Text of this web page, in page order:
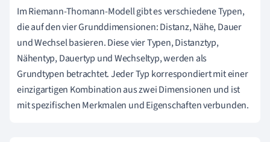
Im Riemann-Thomann-Modell gibt es verschiedene Typen,
die auf den vier Grunddimensionen: Distanz, Nähe, Dauer
und Wechsel basieren. Diese vier Typen, Distanztyp,
Nähentyp, Dauertyp und Wechseltyp, werden als
Grundtypen betrachtet. Jeder Typ korrespondiert mit einer
einzigartigen Kombination aus zwei Dimensionen und ist
mit spezifischen Merkmalen und Eigenschaften verbunden.